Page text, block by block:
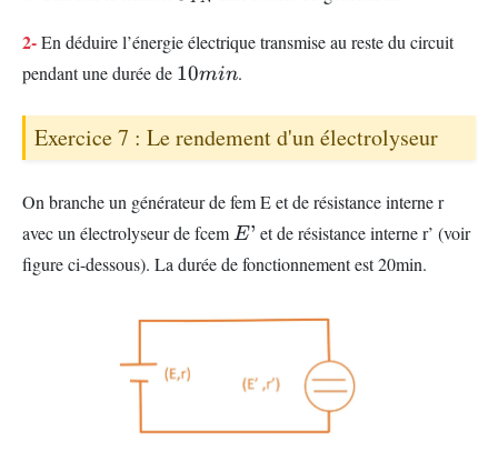
2-En déduire l’énergie électrique transmise au reste du circuit
pendant une durée de 10min
10min.
Exercice 7 : Le rendement d'un électrolyseur
On branche un générateur de fem E et de résistance interne r
avec un électrolyseur de fcem E’
E’ et de résistance interne r’ (voir
figure ci-dessous). La durée de fonctionnement est 20min.